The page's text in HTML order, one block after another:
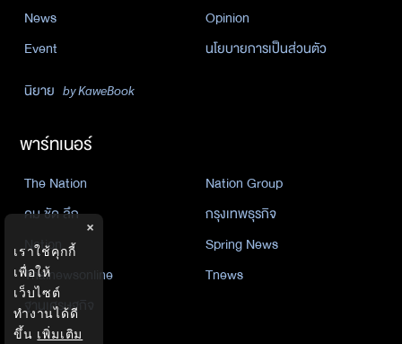
News
Opinion
Event
นโยบายการเป็นส่วนตัว
นิยาย by KaweBook
พาร์ทเนอร์
The Nation
Nation Group
คม ชัด ลึก
กรุงเทพธุรกิจ
Nation
Spring News
Thainewsonline
Tnews
ฐานเศรษฐกิจ
×
เราใช้คุกกี้
เพื่อให้
เว็บไซต์
ทำงานได้ดี
ขึ้น เพิ่มเติม